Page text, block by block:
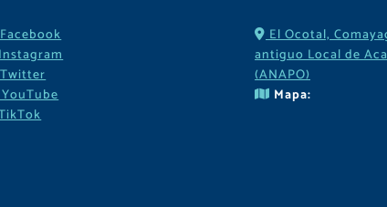
El Ocotal,
antiguo Local de
(ANAPO)
Mapa: